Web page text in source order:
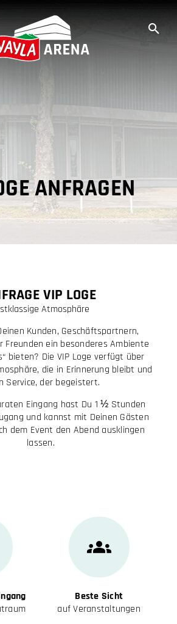
ANFRAGEN
VIP LOGE
Atmosphäre
Kunden, Geschäftspartnern,
Freunden ein besonderes Ambiente
bieten? Die VIP Loge verfügt über
die in Erinnerung bleibt und
Service, der begeistert.
Eingang hast Du 1 ½ Stunden
und kannst mit Deinen Gästen
dem Event den Abend ausklingen
lassen.
Beste Sicht
auf Veranstaltungen